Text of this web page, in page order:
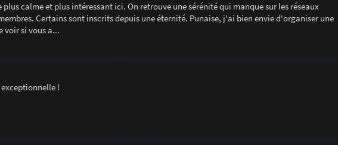
calme et plus intéressant ici. On retrouve une sérénité qui manque sur les réseaux
Certains sont inscrits depuis une éternité. Punaise, j'ai bien envie d'organiser une
voir si vous a...
!